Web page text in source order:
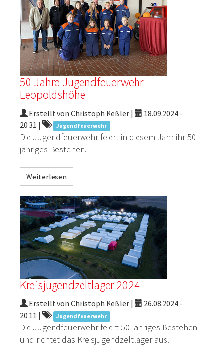
50 Jahre Jugendfeuerwehr
Leopoldshöhe
Erstellt von Christoph Keßler |
18.09.2024 -
20:31 | Jugendfeuerwehr
Die Jugendfeuerwehr feiert in diesem Jahr ihr 50-
jähriges Bestehen.
Weiterlesen
Kreisjugendzeltlager 2024
Erstellt von Christoph Keßler |
26.08.2024 -
20:11 | Jugendfeuerwehr
Die Jugendfeuerwehr feiert 50-jähriges Bestehen
und richtet das Kreisjugendzeltlager aus.